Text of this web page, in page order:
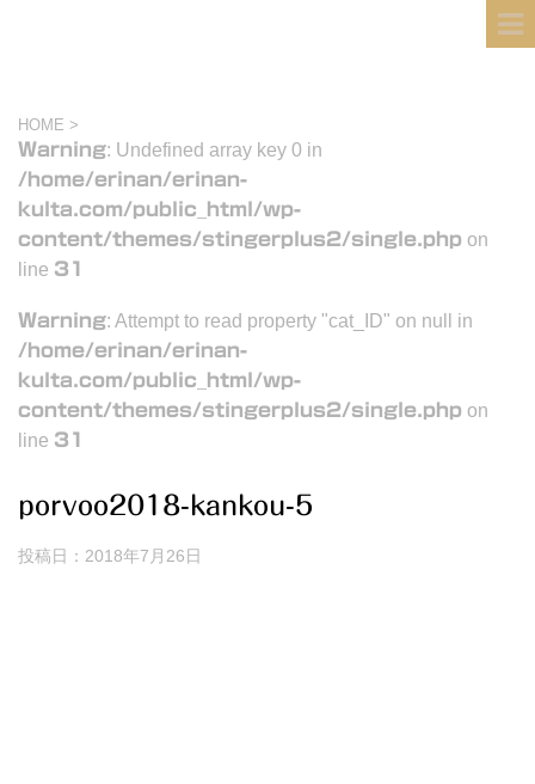
HOME >
Warning: Undefined array key 0 in
/home/erinan/erinan-
kulta.com/public_html/wp-
content/themes/stingerplus2/single.php on
line 31
Warning: Attempt to read property "cat_ID" on null in
/home/erinan/erinan-
kulta.com/public_html/wp-
content/themes/stingerplus2/single.php on
line 31
porvoo2018-kankou-5
投稿日： 2018年7月26日